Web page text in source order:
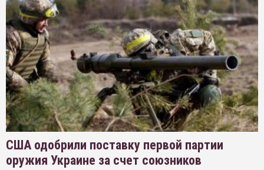
США одобрили поставку первой партии
оружия Украине за счет союзников